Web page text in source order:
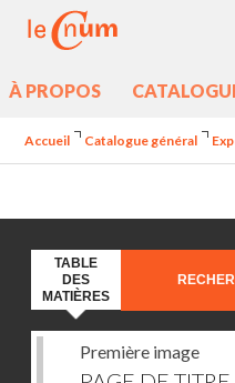
À PROPOS
Accueil Catalogue général
TABLE
DES
MATIÈRES
Première image